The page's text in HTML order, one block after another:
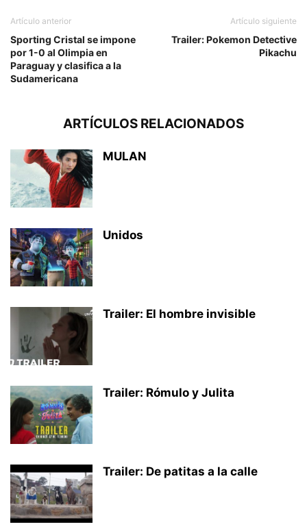
Artículo anterior
Sporting Cristal se impone
por 1-0 al Olimpia en
Paraguay y clasifica a la
Sudamericana
Artículo siguiente
Trailer: Pokemon Detective
Pikachu
ARTÍCULOS RELACIONADOS
MULAN
Unidos
Trailer: El hombre invisible
Trailer: Rómulo y Julita
Trailer: De patitas a la calle